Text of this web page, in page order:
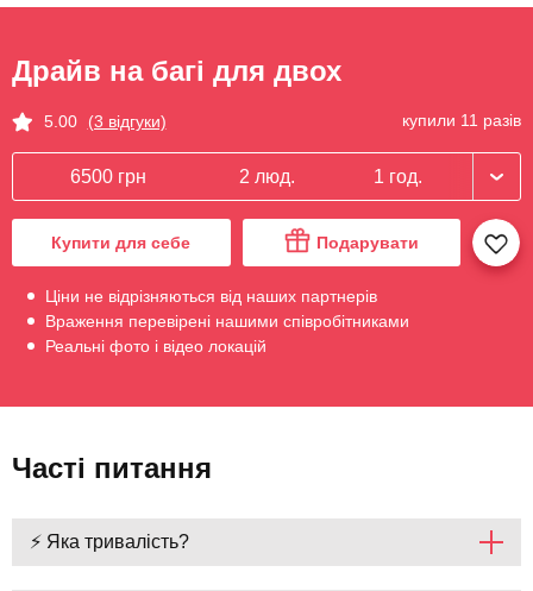
Драйв на багі для двох
5.00 (3 відгуки) купили 11 разів
6500 грн 2 люд. 1 год.
Купити для себе Подарувати
Ціни не відрізняються від наших партнерів
Враження перевірені нашими співробітниками
Реальні фото і відео локацій
Часті питання
⚡ Яка тривалість?